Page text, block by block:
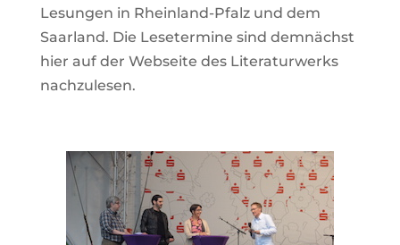
Lesungen in Rhein­land-Pfalz und dem
Saar­land. Die Lese­ter­mine sind dem­nächst
hier auf der Web­seite des Lite­ra­tur­werks
nachzulesen.